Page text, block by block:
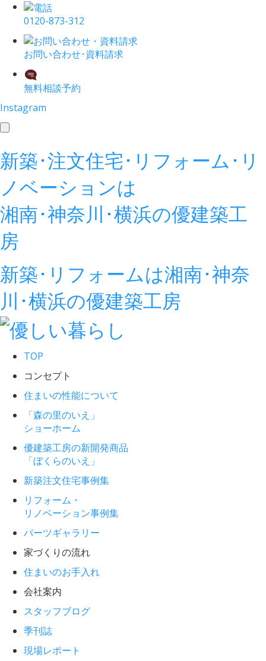
0120-873-312
お問い合わせ･資料請求
無料相談予約
Instagram
toggle
新築･注文住宅･リフォーム･リ
ノベーションは
湘南･神奈川･横浜の優建築工
房
新築･リフォームは湘南･神奈
川･横浜の優建築工房
TOP
コンセプト
住まいの性能について
「森の里のいえ」
ショーホーム
優建築工房の新開発商品
「ぼくらのいえ」
新築注文住宅事例集
リフォーム・
リノベーション事例集
パーツギャラリー
家づくりの流れ
住まいのお手入れ
会社案内
スタッフブログ
季刊誌
現場レポート